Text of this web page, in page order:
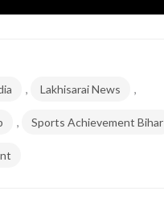
, Lakhisarai News ,
, Sports Achievement Bihar